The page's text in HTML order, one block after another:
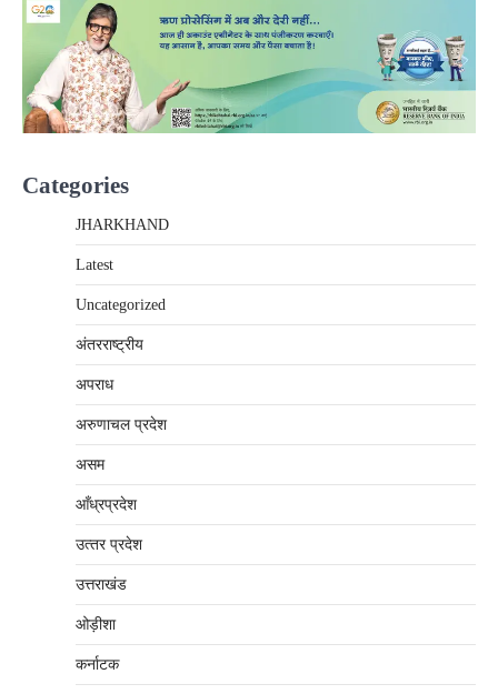
Categories
JHARKHAND
Latest
Uncategorized
अंतरराष्‍ट्रीय
अपराध
अरुणाचल प्रदेश
असम
आँध्रप्रदेश
उत्‍तर प्रदेश
उत्तराखंड
ओड़ीशा
कर्नाटक